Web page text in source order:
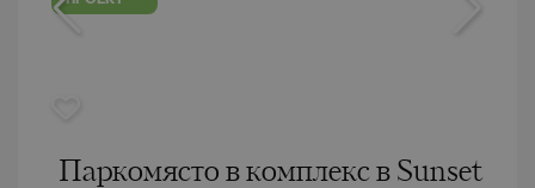
Паркомясто в комплекс в Sunset